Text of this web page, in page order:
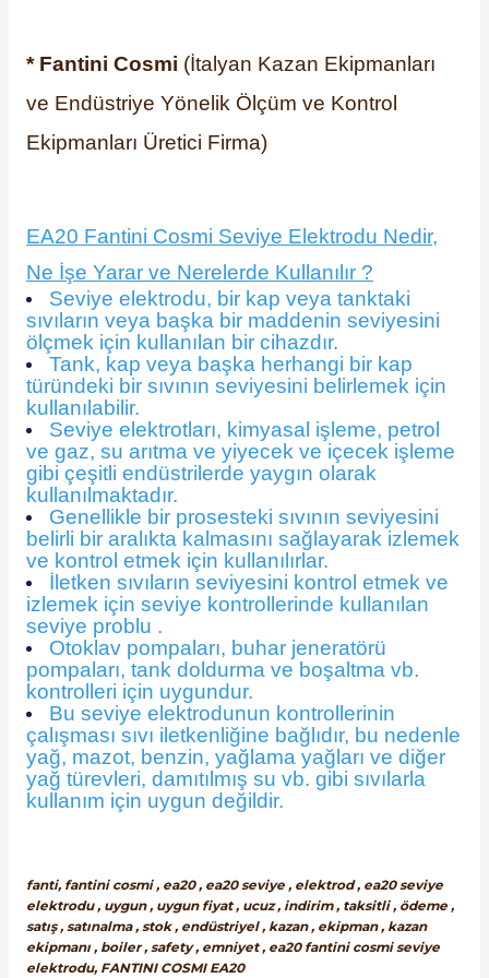
* Fantini Cosmi (İtalyan Kazan Ekipmanları
ve Endüstriye Yönelik Ölçüm ve Kontrol
Ekipmanları Üretici Firma)
EA20 Fantini Cosmi Seviye Elektrodu Nedir,
Ne İşe Yarar ve Nerelerde Kullanılır ?
Seviye elektrodu, bir kap veya tanktaki
sıvıların veya başka bir maddenin seviyesini
ölçmek için kullanılan bir cihazdır.
Tank, kap veya başka herhangi bir kap
türündeki bir sıvının seviyesini belirlemek için
kullanılabilir.
Seviye elektrotları, kimyasal işleme, petrol
ve gaz, su arıtma ve yiyecek ve içecek işleme
gibi çeşitli endüstrilerde yaygın olarak
kullanılmaktadır.
Genellikle bir prosesteki sıvının seviyesini
belirli bir aralıkta kalmasını sağlayarak izlemek
ve kontrol etmek için kullanılırlar.
İletken sıvıların seviyesini kontrol etmek ve
izlemek için seviye kontrollerinde kullanılan
seviye problu .
Otoklav pompaları, buhar jeneratörü
pompaları, tank doldurma ve boşaltma vb.
kontrolleri için uygundur.
Bu seviye elektrodunun kontrollerinin
çalışması sıvı iletkenliğine bağlıdır, bu nedenle
yağ, mazot, benzin, yağlama yağları ve diğer
yağ türevleri, damıtılmış su vb. gibi sıvılarla
kullanım için uygun değildir.
fanti, fantini cosmi , ea20 , ea20 seviye , elektrod , ea20 seviye
elektrodu , uygun , uygun fiyat , ucuz , indirim , taksitli , ödeme ,
satış , satınalma , stok , endüstriyel , kazan , ekipman , kazan
ekipmanı , boiler , safety , emniyet , ea20 fantini cosmi seviye
elektrodu, FANTINI COSMI EA20